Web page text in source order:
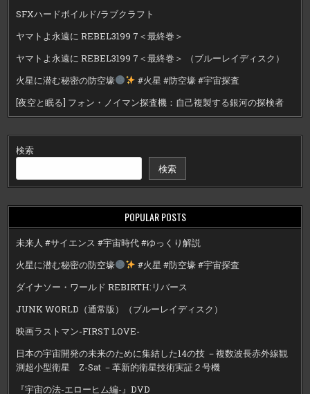
SFXハードボイルド/ラブクラフト
ヤマトよ永遠に REBEL3199 7＜最終巻＞
ヤマトよ永遠に REBEL3199 7＜最終巻＞ （ブルーレイディスク）
火星に潜む秘密の防空壕
#火星 #防空壕 #宇宙探査
[夜空と眠る] フォン・ノイマン探査機：自己複製する銀河の探検者
検索
検索
POPULAR POSTS
未来人 #サイエンス #宇宙時代 #ゆっくり解説
火星に潜む秘密の防空壕
#火星 #防空壕 #宇宙探査
ダイナソー・ワールド REBIRTH:リバース
JUNK WORLD（通常版）（ブルーレイディスク）
映画ラストマン-FIRST LOVE-
日本の宇宙開発の未来のために集結した14の技 －複数波長赤外線観
測超小型衛星 Z-Sat －革新的衛星技術実証２号機
『宇宙の法-エローヒム編-』DVD